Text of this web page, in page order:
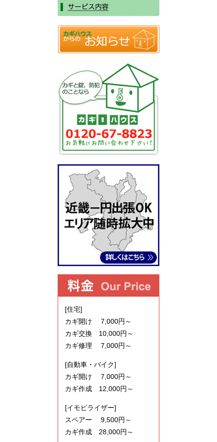
[住宅]
カギ開け 7,000円～
カギ交換 10,000円～
カギ修理 7,000円～
[自動車・バイク]
カギ開け 7,000円～
カギ作成 12,000円～
[イモビライザー]
スペアー 9,500円～
カギ作成 28,000円～